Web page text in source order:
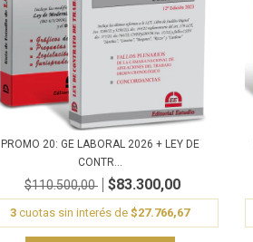
PROMO 20: GE LABORAL 2026 + LEY DE
CONTR...
$110.500,00 $83.300,00
3 cuotas sin interés de$27.766,67